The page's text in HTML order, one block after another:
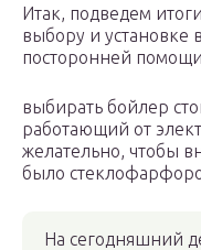
Итак, подведем
выбору и установке
посторонней
выбирать бойлер
работающий от
желательно, чтобы
было
На сегодняшний